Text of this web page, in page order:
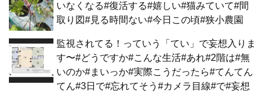
いなくなる#復活する#嬉しい#猫みていて#間
取り図#見る時間ない#今日この頃#狭小農園
監視されてる！っていう「てい」で妄想入りま
す〜#どうですか#こんな生活#あれ#2階は#無
いのか#まいっか#実際こうだったら#てんてん
てん#3日で#忘れてそう#カメラ目線#で#妄想